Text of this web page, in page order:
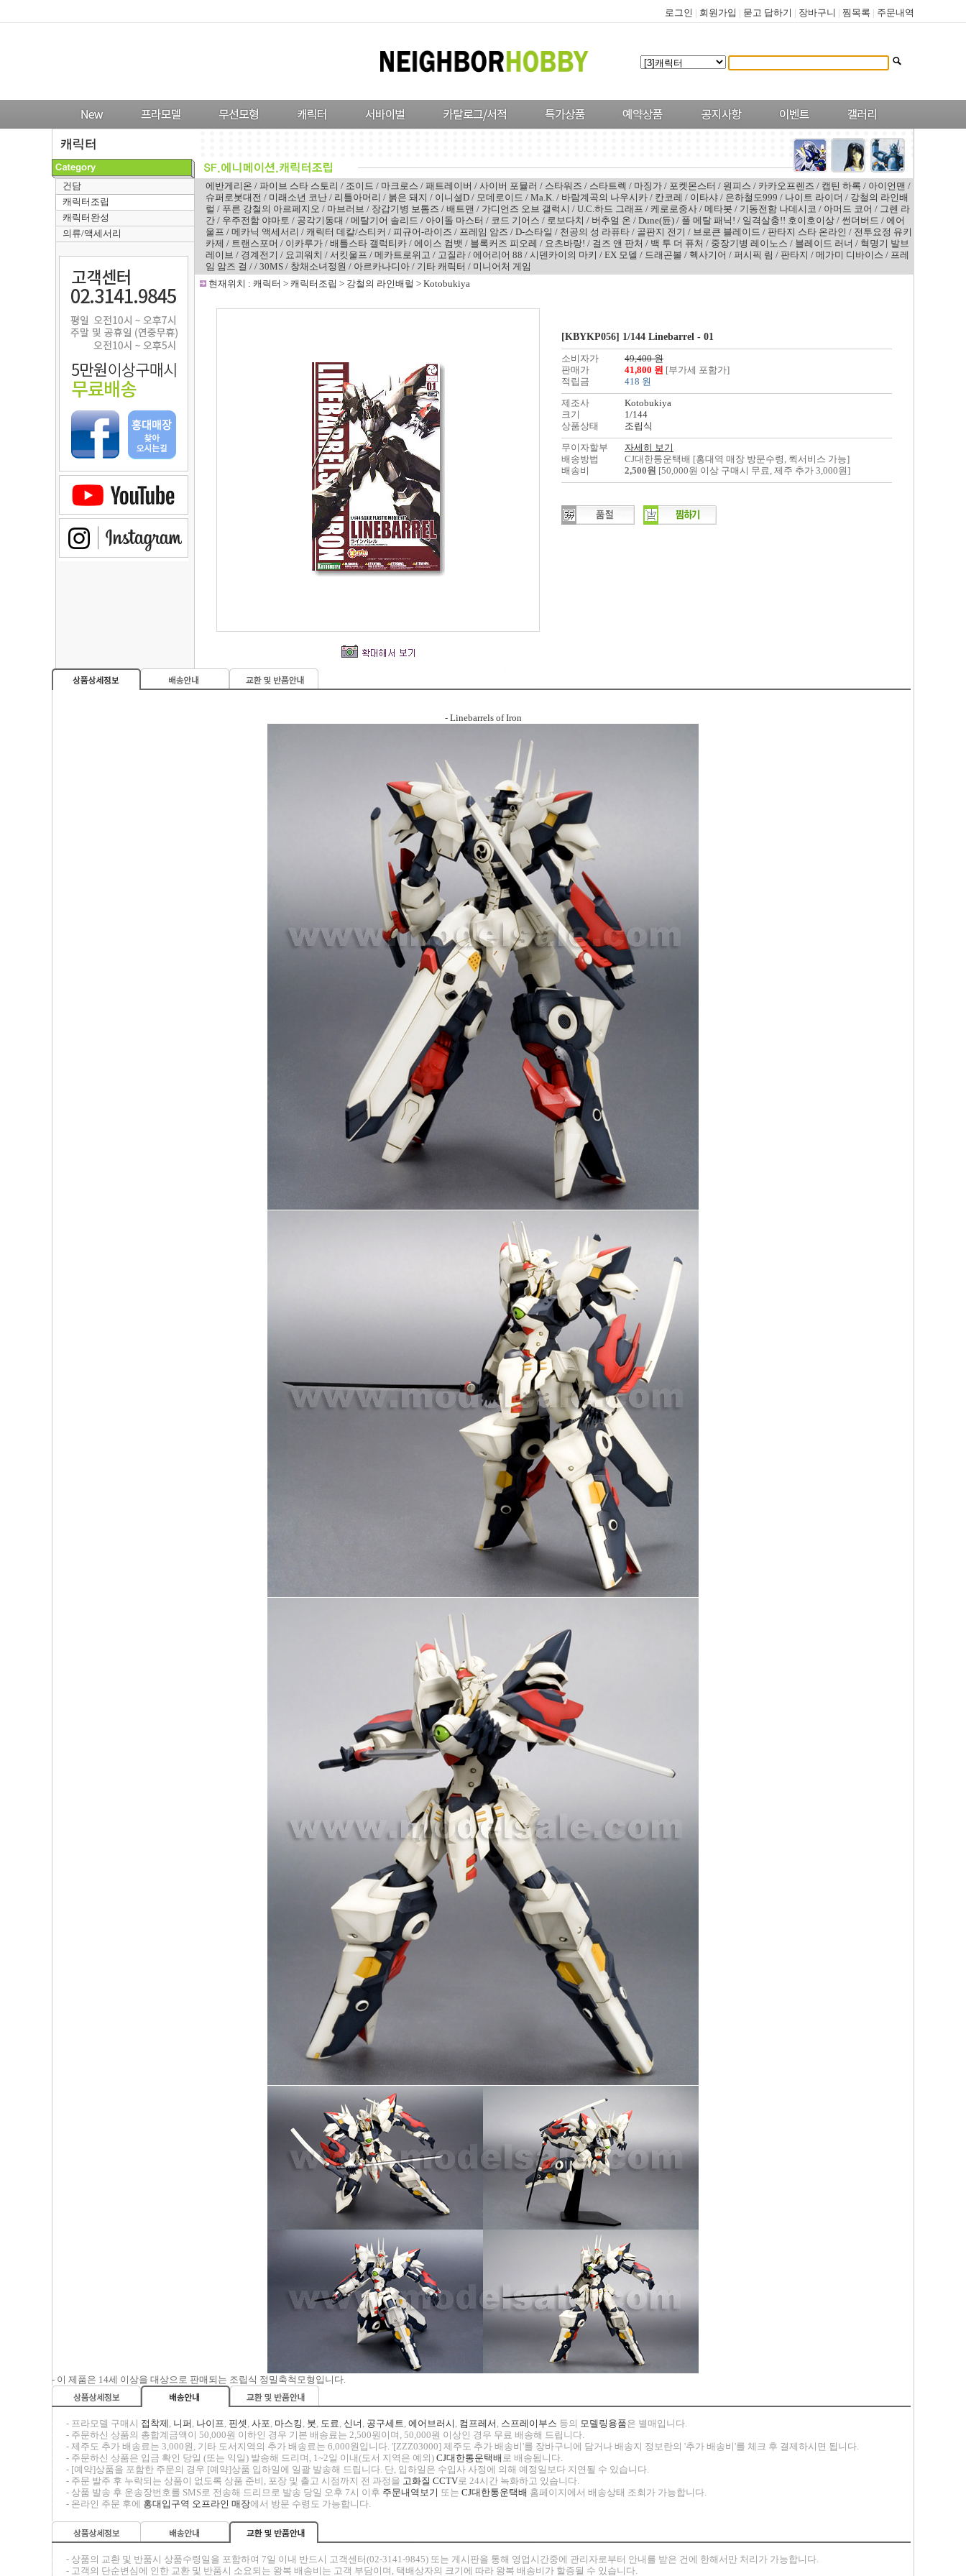
로그인 | 회원가입 | 묻고 답하기 | 장바구니 | 찜목록 | 주문내역
건담
캐릭터조립
캐릭터완성
의류/액세서리
에반게리온 / 파이브 스타 스토리 / 조이드 / 마크로스 / 패트레이버 / 사이버 포뮬러 / 스타워즈 / 스타트렉 / 마징가 / 포켓몬스터 / 원피스 / 카카오프렌즈 / 캡틴 하록 / 아이언맨 /
슈퍼로봇대전 / 미래소년 코난 / 리틀아머리 / 붉은 돼지 / 이니셜D / 모데로이드 / Ma.K. / 바람계곡의 나우시카 / 칸코레 / 이타샤 / 은하철도999 / 나이트 라이더 / 강철의 라인배
럴 / 푸른 강철의 아르페지오 / 마브러브 / 장갑기병 보톰즈 / 배트맨 / 가디언즈 오브 갤럭시 / U.C.하드 그래프 / 케로로중사 / 메타봇 / 기동전함 나데시코 / 아머드 코어 / 그렌 라
간 / 우주전함 야마토 / 공각기동대 / 메탈기어 솔리드 / 아이돌 마스터 / 코드 기어스 / 로보다치 / 버추얼 온 / Dune(듄) / 풀 메탈 패닉! / 일격살충!! 호이호이상 / 썬더버드 / 에어
울프 / 메카닉 액세서리 / 캐릭터 데칼/스티커 / 피규어-라이즈 / 프레임 암즈 / D-스타일 / 천공의 성 라퓨타 / 골판지 전기 / 브로큰 블레이드 / 판타지 스타 온라인 / 전투요정 유키
카제 / 트랜스포머 / 이카루가 / 배틀스타 갤럭티카 / 에이스 컴뱃 / 블록커즈 피오레 / 요츠바랑! / 걸즈 앤 판처 / 백 투 더 퓨처 / 중장기병 레이노스 / 블레이드 러너 / 혁명기 발브
레이브 / 경계전기 / 요괴워치 / 서킷울프 / 메카트로위고 / 고질라 / 에어리어 88 / 시덴카이의 마키 / EX 모델 / 드래곤볼 / 헥사기어 / 퍼시픽 림 / 판타지 / 메가미 디바이스 / 프레
임 암즈 걸 / / 30MS / 창채소녀정원 / 아르카나디아 / 기타 캐릭터 / 미니어처 게임
현재위치 : 캐릭터 > 캐릭터조립 > 강철의 라인배럴 > Kotobukiya
[KBYKP056] 1/144 Linebarrel - 01
소비자가
49,400 원
판매가
41,800 원 [부가세 포함가]
적립금
418 원
제조사
Kotobukiya
크기
1/144
상품상태
조립식
무이자할부
자세히 보기
배송방법
CJ대한통운택배 [홍대역 매장 방문수령, 퀵서비스 가능]
배송비
2,500원 [50,000원 이상 구매시 무료, 제주 추가 3,000원]
- Linebarrels of Iron
- 이 제품은 14세 이상을 대상으로 판매되는 조립식 정밀축척모형입니다.
----- - 프라모델 구매시 접착제 , 니퍼 , 나이프, 핀셋 , 사포, 마스킹 , 붓, 도료, 신너 , 공구세트, 에어브러시 , 컴프레서 , 스프레이부스 등의 모델링용품은 별매입니다.
----- - 주문하신 상품의 총합계금액이 50,000원 이하인 경우 기본 배송료는 2,500원이며, 50,000원 이상인 경우 무료 배송해 드립니다.
----- - 제주도 추가 배송료는 3,000원, 기타 도서지역의 추가 배송료는 6,000원입니다. '[ZZZ03000] 제주도 추가 배송비'를 장바구니에 담거나 배송지 정보란의 '추가 배송비'를 체크 후 결제하시면 됩니다.
----- - 주문하신 상품은 입금 확인 당일 (또는 익일) 발송해 드리며, 1~2일 이내(도서 지역은 예외) CJ대한통운택배 로 배송됩니다.
----- - [예약]상품을 포함한 주문의 경우 [예약]상품 입하일에 일괄 발송해 드립니다. 단, 입하일은 수입사 사정에 의해 예정일보다 지연될 수 있습니다.
----- - 주문 발주 후 누락되는 상품이 없도록 상품 준비, 포장 및 출고 시점까지 전 과정을 고화질 CCTV로 24시간 녹화하고 있습니다.
----- - 상품 발송 후 운송장번호를 SMS로 전송해 드리므로 발송 당일 오후 7시 이후 주문내역보기 또는 CJ대한통운택배 홈페이지에서 배송상태 조회가 가능합니다.
----- - 온라인 주문 후에 홍대입구역 오프라인 매장에서 방문 수령도 가능합니다.
----- - 상품의 교환 및 반품시 상품수령일을 포함하여 7일 이내 반드시 고객센터(02-3141-9845) 또는 게시판을 통해 영업시간중에 관리자로부터 안내를 받은 건에 한해서만 처리가 가능합니다.
----- - 고객의 단순변심에 인한 교환 및 반품시 소요되는 왕복 배송비는 고객 부담이며, 택배상자의 크기에 따라 왕복 배송비가 할증될 수 있습니다.